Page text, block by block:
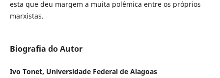
esta que deu margem a muita polêmica entre os próprios
marxistas.
Biografia do Autor
Ivo Tonet, Universidade Federal de Alagoas